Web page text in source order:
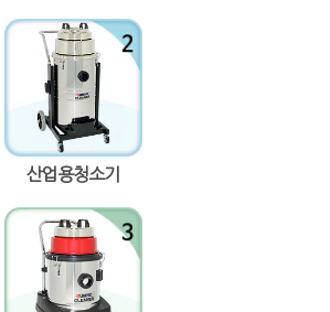
산업용청소기
증가
감소